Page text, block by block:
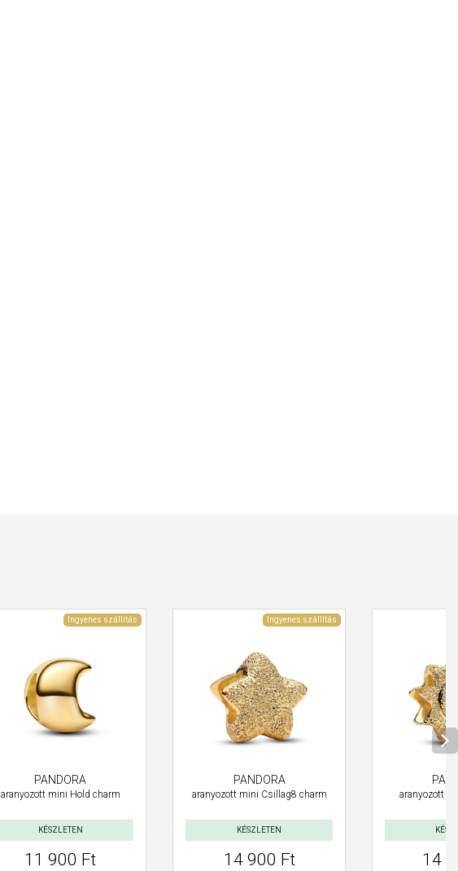
Ingyenes szállítás
PANDORA
aranyozott mini Hold charm
KÉSZLETEN
11 900 Ft
Ingyenes szállítás
PANDORA
aranyozott mini Csillag8 charm
KÉSZLETEN
14 900 Ft
aranyozott
14